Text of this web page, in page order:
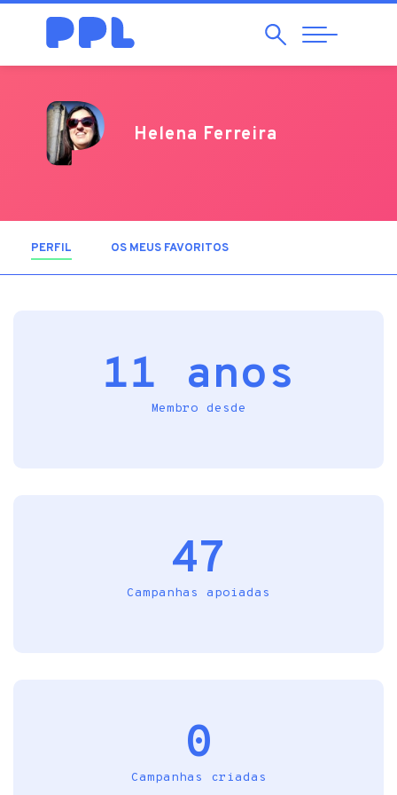
Pesquisar
Abrir
Navegação
Helena Ferreira
PERFIL (SEPARADOR ATIVO)
OS MEUS FAVORITOS
11 anos
Membro desde
47
Campanhas apoiadas
0
Campanhas criadas